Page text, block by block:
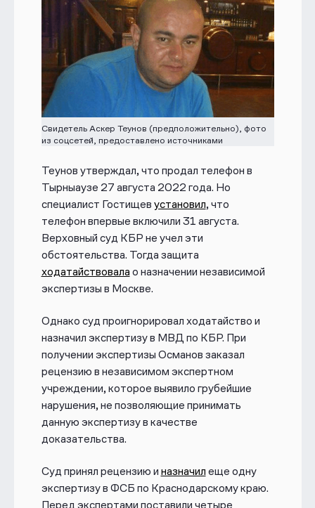
Свидетель Аскер Теунов (предположительно), фото
из соцсетей, предоставлено источниками
Теунов утверждал, что продал телефон в
Тырныаузе 27 августа 2022 года. Но
специалист Гостищев установил, что
телефон впервые включили 31 августа.
Верховный суд КБР не учел эти
обстоятельства. Тогда защита
ходатайствовала о назначении независимой
экспертизы в Москве.
Однако суд проигнорировал ходатайство и
назначил экспертизу в МВД по КБР. При
получении экспертизы Османов заказал
рецензию в независимом экспертном
учреждении, которое выявило грубейшие
нарушения, не позволяющие принимать
данную экспертизу в качестве
доказательства.
Суд принял рецензию и назначил еще одну
экспертизу в ФСБ по Краснодарскому краю.
Перед экспертами поставили четыре